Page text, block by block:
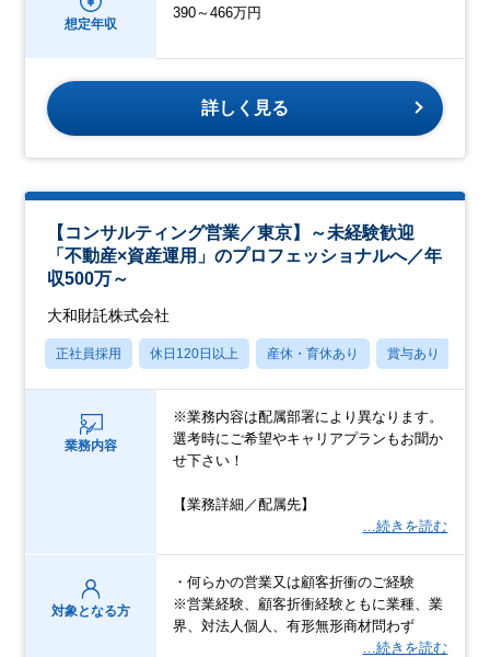
想定年収
390～466万円
詳しく見る
【コンサルティング営業／東京】～未経験歓迎
「不動産×資産運用」のプロフェッショナルへ／年
収500万～
大和財託株式会社
正社員採用 休日120日以上 産休・育休あり 賞与あり
業務内容
※業務内容は配属部署により異なります。
選考時にご希望やキャリアプランもお聞か
せ下さい！
【業務詳細／配属先】
…続きを読む
対象となる方
・何らかの営業又は顧客折衝のご経験
※営業経験、顧客折衝経験ともに業種、業
界、対法人個人、有形無形商材問わず
…続きを読む